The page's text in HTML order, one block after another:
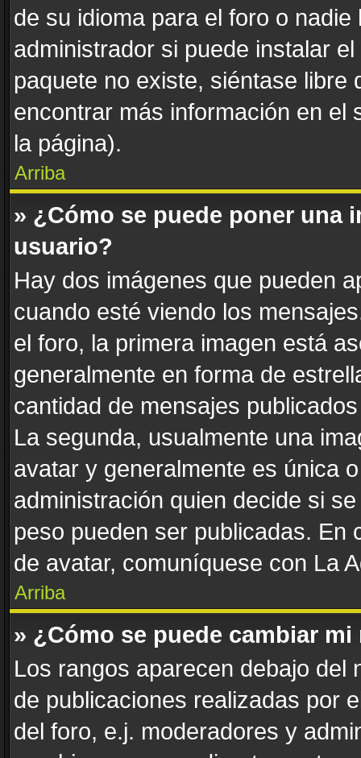
de su idioma para el foro o
administrador si puede instalar
paquete no existe, siéntase
encontrar más información en el
la página).
Arriba
» ¿Cómo se puede poner una
usuario?
Hay dos imágenes que pueden
cuando esté viendo los
el foro, la primera imagen está
generalmente en forma de
cantidad de mensajes
La segunda, usualmente una
avatar y generalmente es única
administración quien decide si
peso pueden ser publicadas. En
de avatar, comuníquese con La
Arriba
» ¿Cómo se puede cambiar mi
Los rangos aparecen debajo del
de publicaciones realizadas por
del foro, e.j. moderadores y